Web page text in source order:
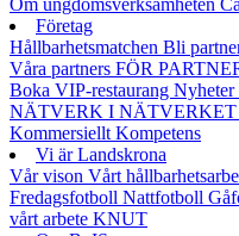
Om ungdomsverksamheten
Företag
Hållbarhetsmatchen Bli
Våra partners FÖR
Boka VIP-restaurang Nyheter
NÄTVERK I NÄTVERKET
Kommersiellt Kompetens
Vi är Landskrona
Vår vison Vårt
Fredagsfotboll Nattfotboll
vårt arbete KNUT